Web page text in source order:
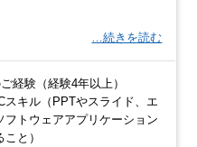
…続きを読む
経験（経験4年以上）
スキル（PPTやスライド、エ
フトウェアアプリケーション
と）